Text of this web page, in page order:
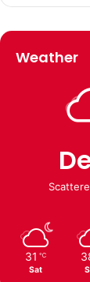
Weather
31 ℃
Sat